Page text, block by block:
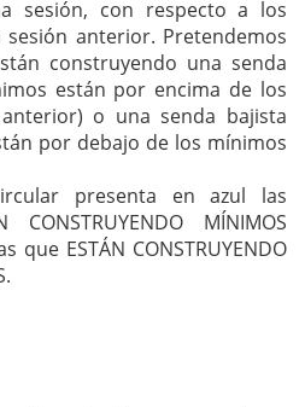
sesión, con respecto a los
anterior. Pretendemos
construyendo una senda
están por encima de los
o una senda bajista
por debajo de los mínimos
presenta en azul las
MÍNIMOS
que ESTÁN CONSTRUYENDO